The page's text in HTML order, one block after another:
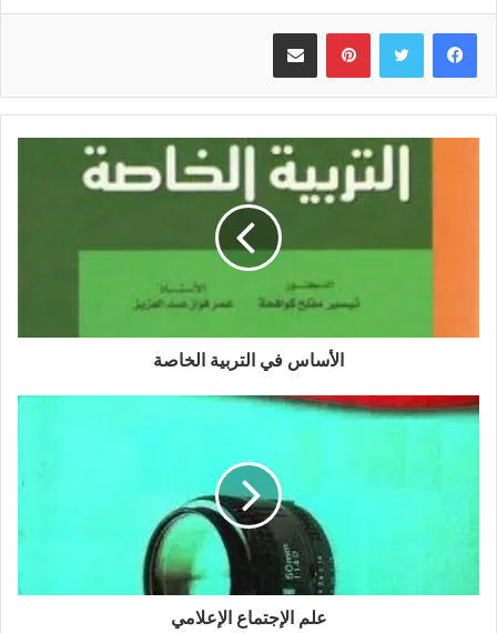
بينتيريست
الأساس في التربية الخاصة
علم الإجتماع الإعلامي